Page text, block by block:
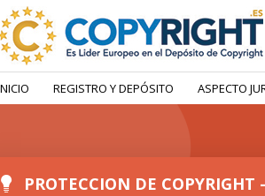
REGISTRO Y DEPÓSITO ASPECTO
PROTECCION DE